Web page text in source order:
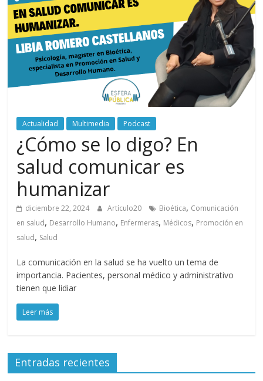
periodismo
digital
del
Politécnico
Grancolombiano
Actualidad Multimedia Podcast
¿Cómo se lo digo? En
salud comunicar es
humanizar
diciembre 22, 2024 Artículo20 Bioética, Comunicación
en salud, Desarrollo Humano, Enfermeras, Médicos, Promoción en
salud, Salud
La comunicación en la salud se ha vuelto un tema de
importancia. Pacientes, personal médico y administrativo
tienen que lidiar
Leer más
Entradas recientes